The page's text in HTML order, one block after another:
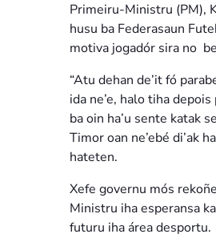
Primeiru-Ministru (PM),
husu ba Federasaun
motiva jogadór sira no
“Atu dehan de’it fó
ida ne’e, halo tiha
ba oin ha’u sente katak
Timor oan ne’ebé di’ak
hateten.
Xefe governu mós
Ministru iha esperansa
futuru iha área desportu.